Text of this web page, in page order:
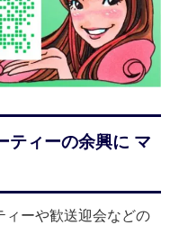
ティーの余興に マ
ィーや歓送迎会などの